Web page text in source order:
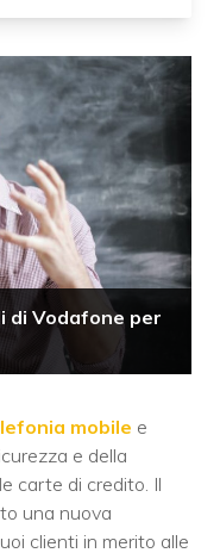
di Vodafone per
mobile e
e della
carte di credito. Il
una nuova
clienti in merito alle